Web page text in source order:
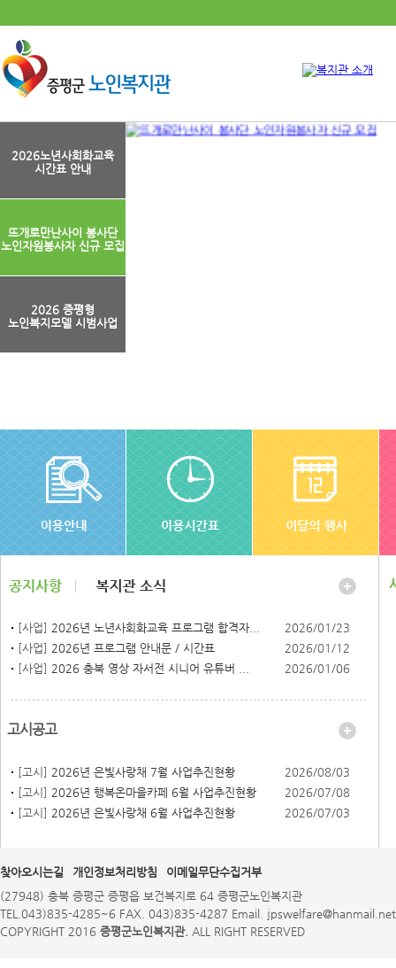
2026노년사회화교육
시간표 안내
뜨개로만난사이 봉사단
노인자원봉사자 신규 모집
2026 증평형
노인복지모델 시범사업
[사업] 2026년 노년사회화교육 프로그램 합격자...
2026/01/23
[사업] 2026년 프로그램 안내문 / 시간표
2026/01/12
[사업] 2026 충북 영상 자서전 시니어 유튜버 ... 2026/01/06
고시공고
[고시] 2026년 은빛사랑채 7월 사업추진현황
2026/08/03
[고시] 2026년 행복온마을카페 6월 사업추진현황
2026/07/08
[고시] 2026년 은빛사랑채 6월 사업추진현황 2026/07/03
찾아오시는길 개인정보처리방침
이메일무단수집거부
(27948) 충북 증평군 증평읍 보건복지로 64 증평군노인복지관
TEL.043)835-4285~6 FAX. 043)835-4287 Email. jpswelfare@hanmail.net
COPYRIGHT 2016 증평군노인복지관. ALL RIGHT RESERVED